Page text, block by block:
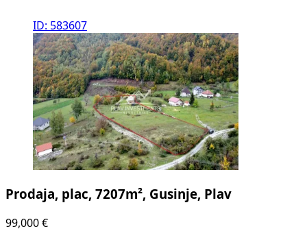
ID: 583607
Prodaja, plac, 7207m², Gusinje, Plav
99,000 €